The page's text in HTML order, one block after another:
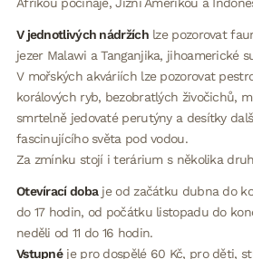
V jednotlivých nádržíchlze pozorovat
jezer Malawi a Tanganjika, jihoamerické
V mořských akváriích lze pozorovat
korálových ryb, bezobratlých živočichů,
smrtelně jedovaté perutýny a desítky
fascinujícího světa pod vodou.
Za zmínku stojí i terárium s několika
Otevírací dobaje od začátku dubna do
do 17 hodin, od počátku listopadu do
neděli od 11 do 16 hodin.
Vstupnéje pro dospělé 60 Kč, pro děti,